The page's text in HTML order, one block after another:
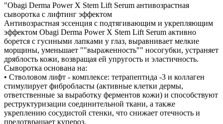
"Obagi Derma Power X Stem Lift Serum антивозрастная
сыворотка с лифтинг эффектом
Антивозрастная эссенция с подтягивающим и укрепляющим
эффектом Obagi Derma Power X Stem Lift Serum активно
борется с гусиными лапками у глаз, выравнивает мелкие
морщины, уменьшает ""выраженность"" носогубки, устраняет
дряблость кожи, возвращая ей упругость и эластичность.
Сыворотка основана на:
• Стволовом лифт - комплексе: тетрапептида -3 и коллаген
стимулирует фибробласты (активные клетки дермы,
ответственные за выработку ферментов кожи) и способствуют
реструктуризации соединительной ткани, а также
укреплению сосудистой стенки, что снижает отечность и
предотвращает купероз.